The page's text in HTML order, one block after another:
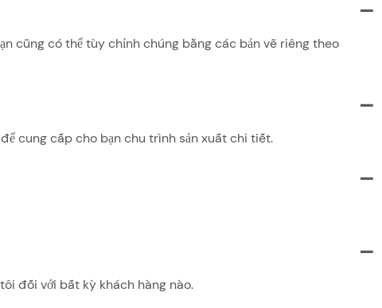
cũng có thể tùy chỉnh chúng bằng các bản vẽ riêng theo
cung cấp cho bạn chu trình sản xuất chi tiết.
đối với bất kỳ khách hàng nào.